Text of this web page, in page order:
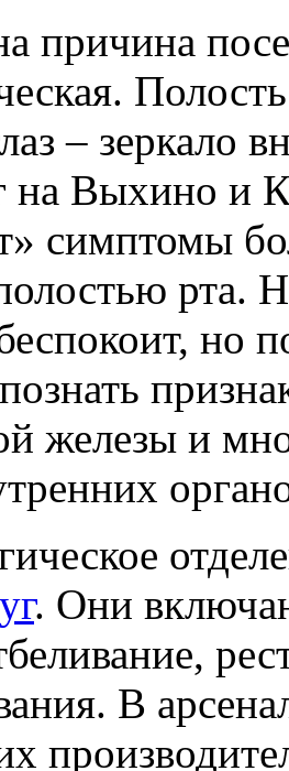
причина
– зеркало
на Выхино и
симптомы
рта.
но
железы и
. Они
В